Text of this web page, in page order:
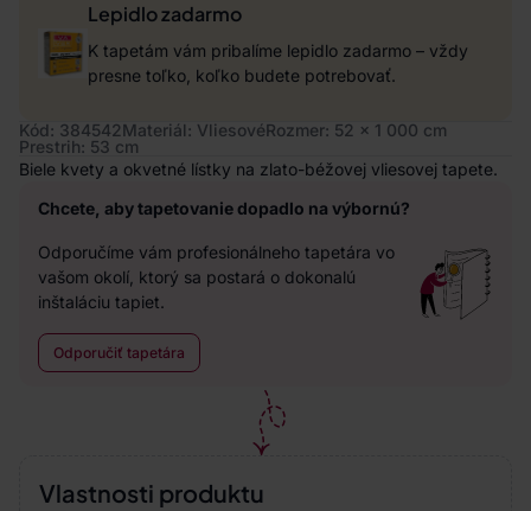
Lepidlo zadarmo
K tapetám vám pribalíme lepidlo zadarmo – vždy
presne toľko, koľko budete potrebovať.
Kód: 384542Materiál: VliesovéRozmer: 52 x 1 000 cm
Prestrih: 53 cm
Biele kvety a okvetné lístky na zlato-béžovej vliesovej tapete.
Chcete, aby tapetovanie dopadlo na výbornú?
Odporučíme vám profesionálneho tapetára vo
vašom okolí, ktorý sa postará o dokonalú
inštaláciu tapiet.
Odporučiť tapetára
Vlastnosti produktu